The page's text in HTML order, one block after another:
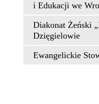
i Edukacji we
Diakonat Żeński
Dzięgielowie
Ewangelickie